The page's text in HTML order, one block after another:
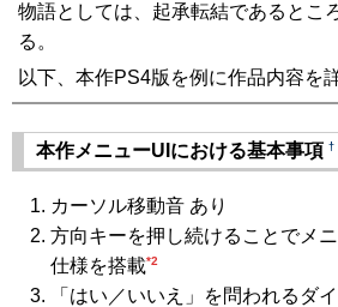
物語としては、起承転結であるとこ
る。
以下、本作PS4版を例に作品内容を
本作メニューUIにおける基本事項 †
カーソル移動音 あり
方向キーを押し続けることでメ
仕様を搭載*2
「はい／いいえ」を問われるダ